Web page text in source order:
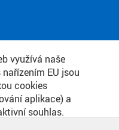
využívá naše
EU jsou
cookies
aplikace) a
souhlas.
FILTRU
ČESKÁ TECHNIKA